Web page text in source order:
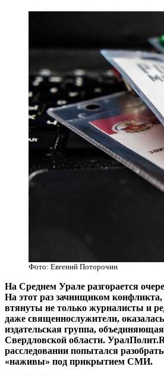
Фото: Евгений Поторочин
На Среднем Урале разгорается
На этот раз зачинщиком
втянуты не только журналисты и
даже священнослужители,
издательская группа,
Свердловской области.
расследовании попытался
«наживы» под прикрытием СМИ.